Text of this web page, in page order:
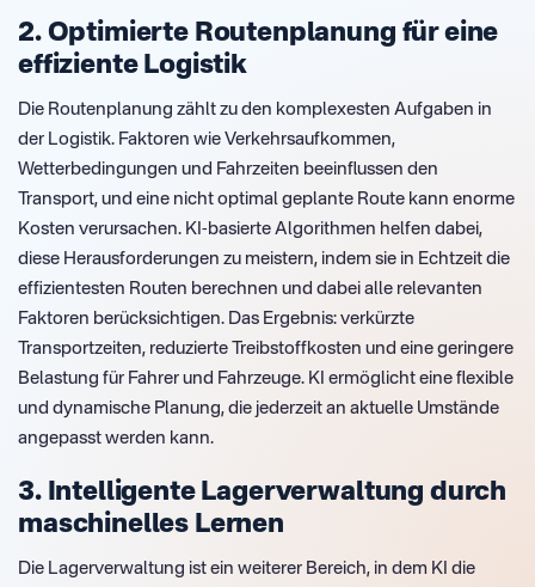
2. Optimierte Routenplanung für eine
effiziente Logistik
Die Routenplanung zählt zu den komplexesten Aufgaben in
der Logistik. Faktoren wie Verkehrsaufkommen,
Wetterbedingungen und Fahrzeiten beeinflussen den
Transport, und eine nicht optimal geplante Route kann enorme
Kosten verursachen. KI-basierte Algorithmen helfen dabei,
diese Herausforderungen zu meistern, indem sie in Echtzeit die
effizientesten Routen berechnen und dabei alle relevanten
Faktoren berücksichtigen. Das Ergebnis: verkürzte
Transportzeiten, reduzierte Treibstoffkosten und eine geringere
Belastung für Fahrer und Fahrzeuge. KI ermöglicht eine flexible
und dynamische Planung, die jederzeit an aktuelle Umstände
angepasst werden kann.
3. Intelligente Lagerverwaltung durch
maschinelles Lernen
Die Lagerverwaltung ist ein weiterer Bereich, in dem KI die